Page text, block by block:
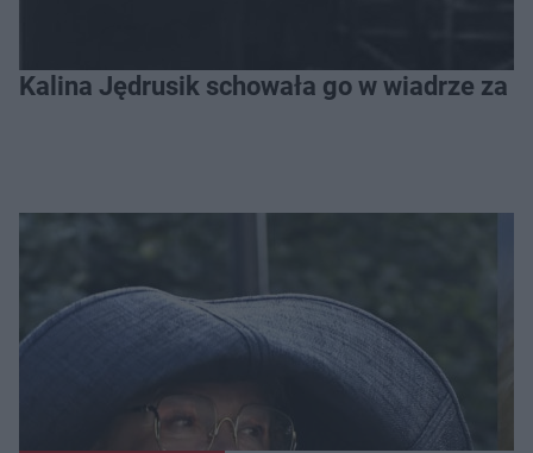
Kalina Jędrusik schowała go w wiadrze za